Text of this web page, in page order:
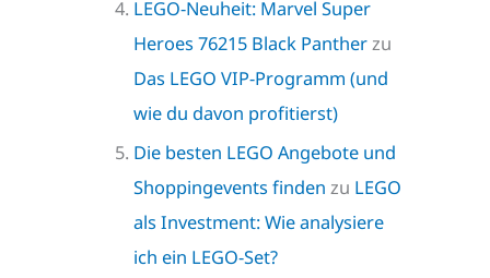
LEGO-Neuheit: Marvel Super
Heroes 76215 Black Pantherzu
Das LEGO VIP-Programm (und
wie du davon profitierst)
Die besten LEGO Angebote und
Shoppingevents finden zu LEGO
als Investment: Wie analysiere
ich ein LEGO-Set?